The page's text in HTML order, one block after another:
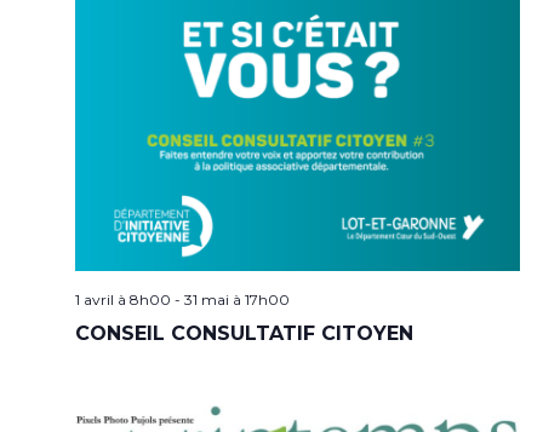
1 avril à 8h00 - 31 mai à 17h00
CONSEIL CONSULTATIF CITOYEN